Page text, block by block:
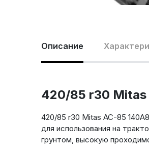
Описание
420/85 r30 Mitas
420/85 r30 Mitas AC-85
для использования на
грунтом, высокую